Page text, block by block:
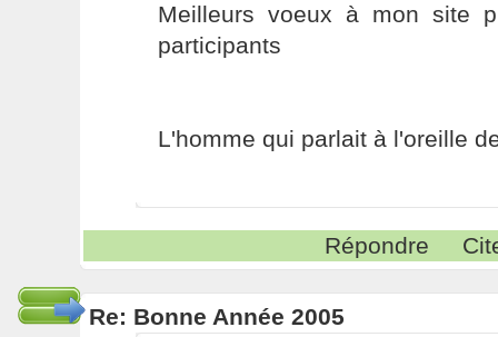
Meilleurs voeux à mon site
participants
L'homme qui parlait à l'oreille
Répondre
Re: Bonne Année 2005